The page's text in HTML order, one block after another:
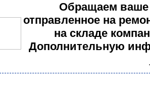
Обращаем ваше
отправленное на
на складе
Дополнительную